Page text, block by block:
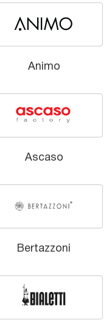
Animo
Ascaso
Bertazzoni